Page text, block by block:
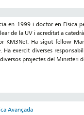
en 1999 i doctor en Física
de la UV i acreditat a
KM3NeT. Ha sigut fellow
exercit diverses
projectes del Ministeri
Avançada